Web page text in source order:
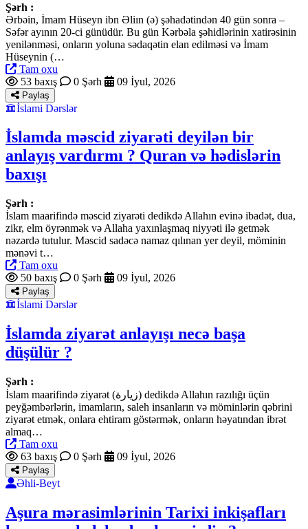
Şərh :
Ərbəin, İmam Hüseyn ibn Əliın (ə) şəhadətindən 40 gün sonra –
Səfər ayının 20-ci günüdür. Bu gün Kərbəla şəhidlərinin xatirəsinin
yenilənməsi, onların yoluna sədaqətin elan edilməsi və İmam
Hüseynin (…
Tam oxu
53 baxış
0 Şərh 09 İyul, 2026
Paylaş
İslami Dərslər
İslamda məscid ziyarəti deyilən bir
anlayış vardırmı ? Quran və hədislərin
baxışı
Şərh :
İslam maarifində məscid ziyarəti dedikdə Allahın evinə ibadət, dua,
zikr, elm öyrənmək və Allaha yaxınlaşmaq niyyəti ilə getmək
nəzərdə tutulur. Məscid sadəcə namaz qılınan yer deyil, möminin
mənəvi t…
Tam oxu
50 baxış
0 Şərh 09 İyul, 2026
Paylaş
İslami Dərslər
İslamda ziyarət anlayışı necə başa
düşülür ?
Şərh :
İslam maarifində ziyarət (زيارة) dedikdə Allahın razılığı üçün
peyğəmbərlərin, imamların, saleh insanların və möminlərin qəbrini
ziyarət etmək, onlara ehtiram göstərmək, onların həyatından ibrət
almaq…
Tam oxu
63 baxış
0 Şərh 09 İyul, 2026
Paylaş
Əhli-Beyt
Aşura mərasimlərinin Tarixi inkişafları